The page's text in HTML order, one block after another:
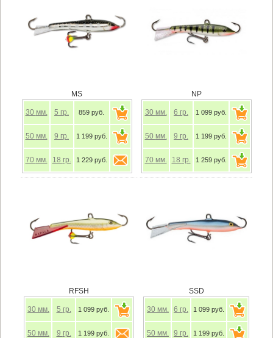
MS
30 мм. 5 гр. 859 руб.
50 мм. 9 гр. 1 199 руб.
70 мм. 18 гр. 1 229 руб.
NP
30 мм. 6 гр. 1 099 руб.
50 мм. 9 гр. 1 199 руб.
70 мм. 18 гр. 1 259 руб.
RFSH
30 мм. 5 гр. 1 099 руб.
50 мм. 9 гр. 1 199 руб.
SSD
30 мм. 6 гр. 1 099 руб.
50 мм. 9 гр. 1 199 руб.